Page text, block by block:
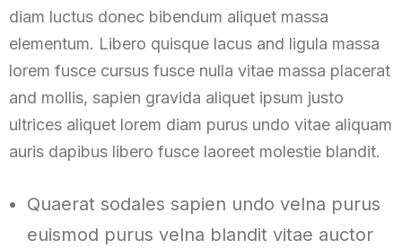
diam luctus donec bibendum aliquet massa
elementum. Libero quisque lacus and ligula massa
lorem fusce cursus fusce nulla vitae massa placerat
and mollis, sapien gravida aliquet ipsum justo
ultrices aliquet lorem diam purus undo vitae aliquam
auris dapibus libero fusce laoreet molestie blandit.
Quaerat sodales sapien undo velna purus
euismod purus velna blandit vitae auctor